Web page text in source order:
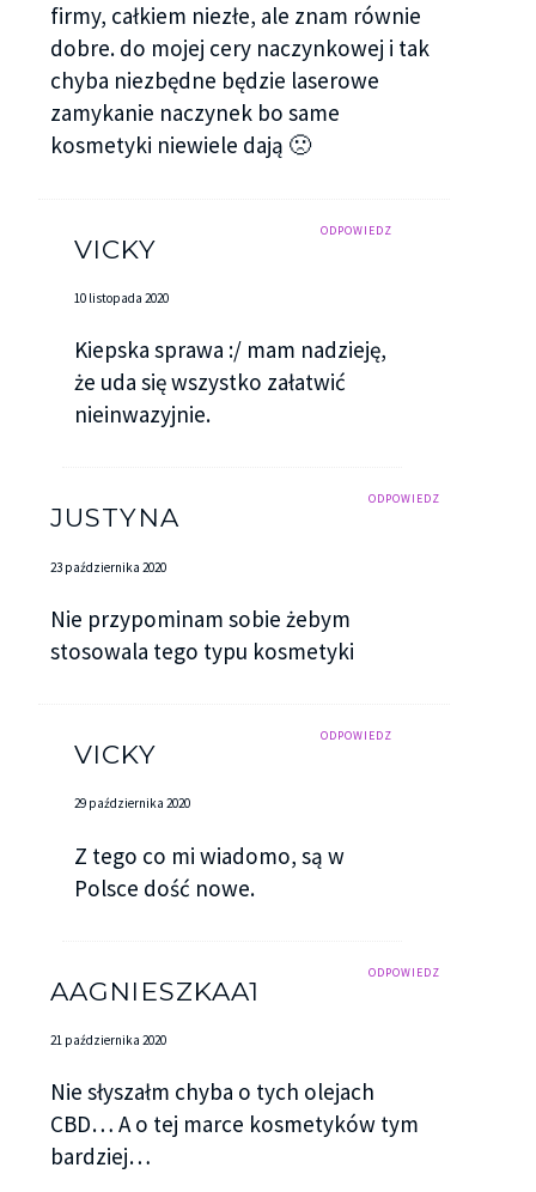
firmy, całkiem niezłe, ale znam równie
dobre. do mojej cery naczynkowej i tak
chyba niezbędne będzie laserowe
zamykanie naczynek bo same
kosmetyki niewiele dają 🙁
ODPOWIEDZ
VICKY
10 listopada 2020
Kiepska sprawa :/ mam nadzieję,
że uda się wszystko załatwić
nieinwazyjnie.
ODPOWIEDZ
JUSTYNA
23 października 2020
Nie przypominam sobie żebym
stosowala tego typu kosmetyki
ODPOWIEDZ
VICKY
29 października 2020
Z tego co mi wiadomo, są w
Polsce dość nowe.
ODPOWIEDZ
AAGNIESZKAA1
21 października 2020
Nie słyszałm chyba o tych olejach
CBD… A o tej marce kosmetyków tym
bardziej…